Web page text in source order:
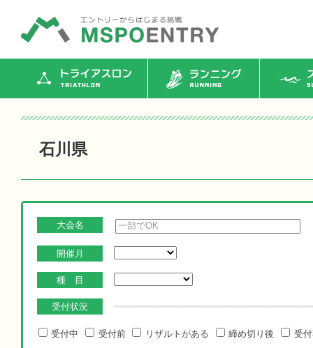
トライアスロン ランニング ス
石川県
大会名
開催月
種 目
受付状況
受付中 受付前 リザルトがある 締め切り後 受